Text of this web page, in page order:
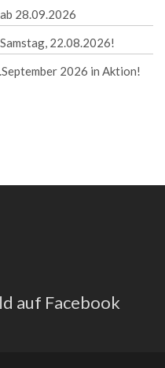
28.09.2026
22.08.2026!
2026 in Aktion!
auf Facebook